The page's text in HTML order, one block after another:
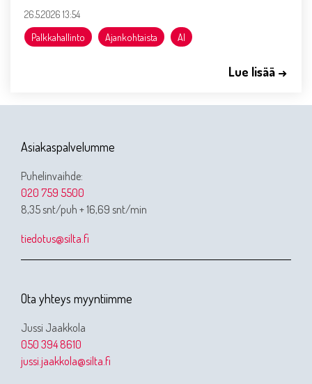
26.5.2026 13:54
Palkkahallinto Ajankohtaista AI
Lue lisää →
Asiakaspalvelumme
Puhelinvaihde:
020 759 5500
8,35 snt/puh + 16,69 snt/min
tiedotus@silta.fi
Ota yhteys myyntiimme
Jussi Jaakkola
050 394 8610
jussi.jaakkola@silta.fi